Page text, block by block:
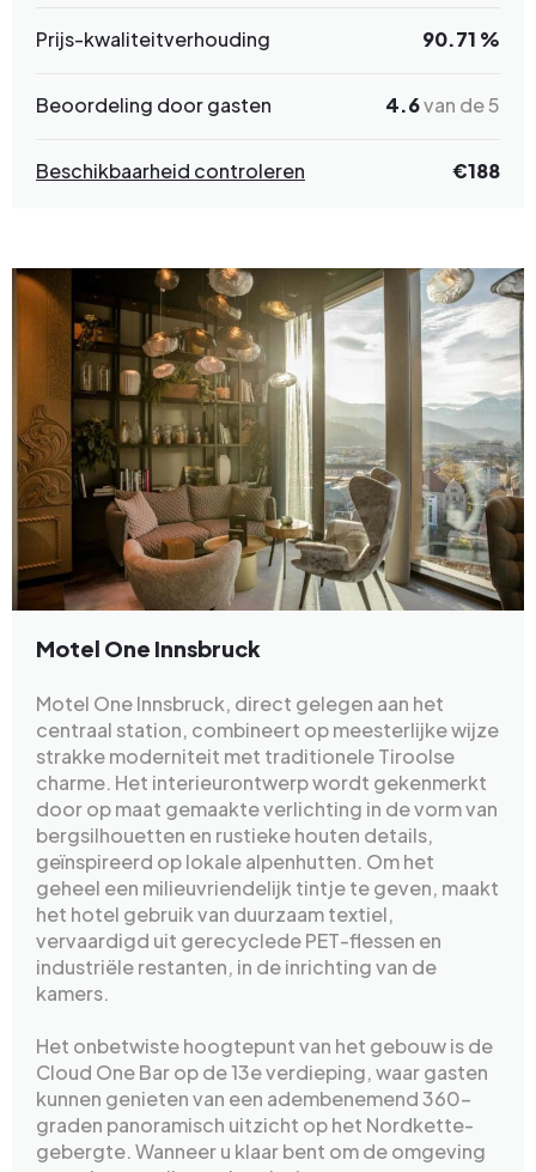
Prijs-kwaliteitverhouding 90.71 %
Beoordeling door gasten 4.6van de 5
Beschikbaarheid controleren €188
Motel One Innsbruck
Motel One Innsbruck, direct gelegen aan het
centraal station, combineert op meesterlijke wijze
strakke moderniteit met traditionele Tiroolse
charme. Het interieurontwerp wordt gekenmerkt
door op maat gemaakte verlichting in de vorm van
bergsilhouetten en rustieke houten details,
geïnspireerd op lokale alpenhutten. Om het
geheel een milieuvriendelijk tintje te geven, maakt
het hotel gebruik van duurzaam textiel,
vervaardigd uit gerecyclede PET-flessen en
industriële restanten, in de inrichting van de
kamers.
Het onbetwiste hoogtepunt van het gebouw is de
Cloud One Bar op de 13e verdieping, waar gasten
kunnen genieten van een adembenemend 360-
graden panoramisch uitzicht op het Nordkette-
gebergte. Wanneer u klaar bent om de omgeving